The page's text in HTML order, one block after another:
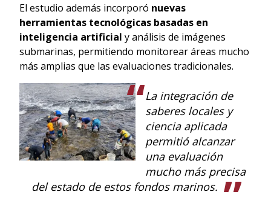
El estudio además incorporó nuevas
herramientas tecnológicas basadas en
inteligencia artificial y análisis de imágenes
submarinas, permitiendo monitorear áreas mucho
más amplias que las evaluaciones tradicionales.
La integración de
saberes locales y
ciencia aplicada
permitió alcanzar
una evaluación
mucho más precisa
del estado de estos fondos marinos.